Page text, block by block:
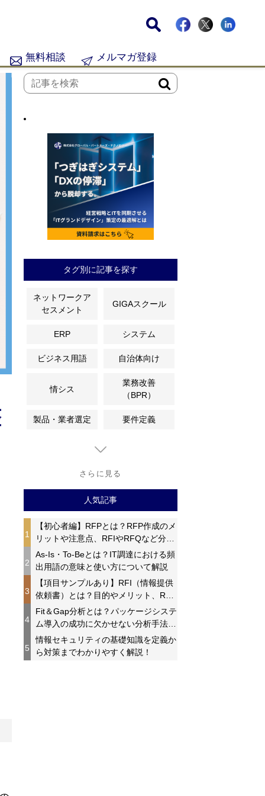
無料相談 メルマガ登録
タグ別に記事を探す
ネットワークア
セスメント
GIGAスクール
ERP システム
ビジネス用語 自治体向け
情シス
業務改善
（BPR）
製品・業者選定 要件定義
さらに見る
人気記事
1
【初心者編】RFPとは？RFP作成のメ
リットや注意点、RFIやRFQなど分か
りやすく解説！
2
As-Is・To-Beとは？IT調達における頻
出用語の意味と使い方について解説
3
【項目サンプルあり】RFI（情報提供
依頼書）とは？目的やメリット、RFP
との違いを分かりやすく解説！
4
Fit＆Gap分析とは？パッケージシステ
ム導入の成功に欠かせない分析手法に
ついて解説
5
情報セキュリティの基礎知識を定義か
ら対策までわかりやすく解説！